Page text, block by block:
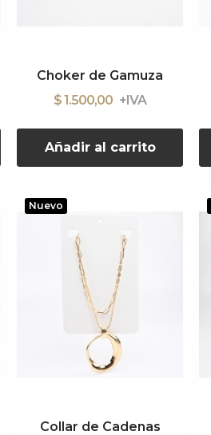
Choker de Gamuza
$ 1.500,00
Añadir al carrito
Nuevo
Collar de Cadenas